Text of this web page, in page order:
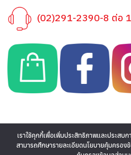
(02)291-2390-8 ต่อ
เราใช้คุกกี้เพื่อเพิ่มประสิทธิภาพและประสบ
สามารถศึกษารายละเอียดนโยบายคุ้มครอง